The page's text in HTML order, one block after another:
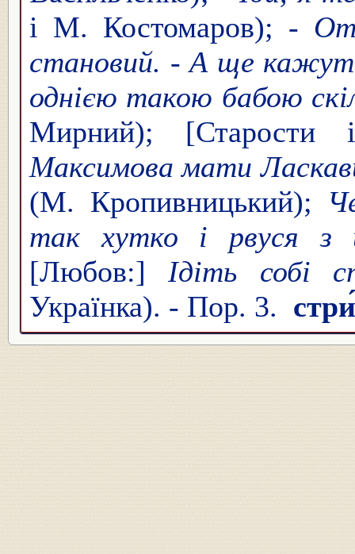
і М. Костомаров); - От
становий. - А ще
однією такою бабою
Мирний);
Максимова мати
(М. Кропивницький);
так хутко і рвуся з
[Любов:] Ідіть собі
Українка). - Пор. 3.